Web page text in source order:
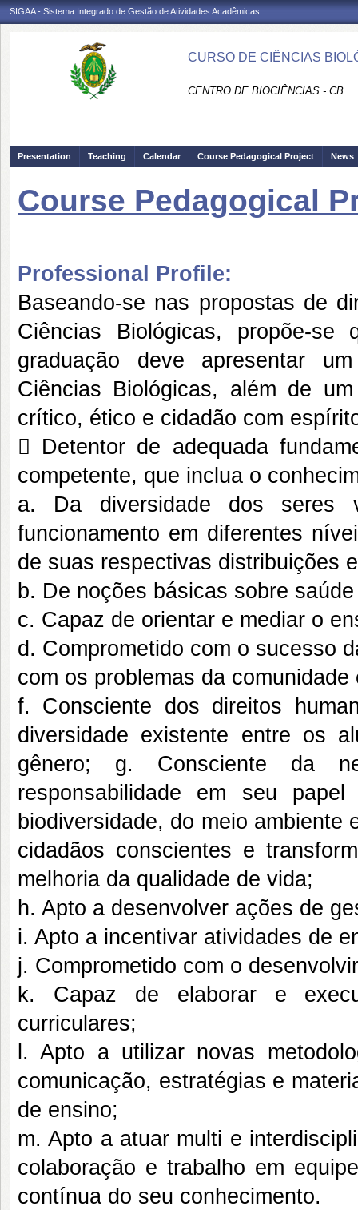
SIGAA - Sistema Integrado de Gestão de Atividades Acadêmicas
CURSO DE CIÊNCIAS
CENTRO DE BIOCIÊNCIAS - CB
Presentation Teaching Calendar Course Pedagogical Project News
Course Pedagogical
Professional Profile:
Baseando-se nas propostas de
Ciências Biológicas, propõe-
graduação deve apresentar
Ciências Biológicas, além de
crítico, ético e cidadão com
 Detentor de adequada
competente, que inclua o
a. Da diversidade dos seres
funcionamento em diferentes
de suas respectivas distribuições
b. De noções básicas sobre
c. Capaz de orientar e mediar o
d. Comprometido com o sucesso
com os problemas da
f. Consciente dos direitos
diversidade existente entre os
gênero; g. Consciente da
responsabilidade em seu
biodiversidade, do meio ambiente
cidadãos conscientes e
melhoria da qualidade de vida;
h. Apto a desenvolver ações de
i. Apto a incentivar atividades de
j. Comprometido com o
k. Capaz de elaborar e
curriculares;
l. Apto a utilizar novas
comunicação, estratégias e
de ensino;
m. Apto a atuar multi e
colaboração e trabalho em
contínua do seu conhecimento.